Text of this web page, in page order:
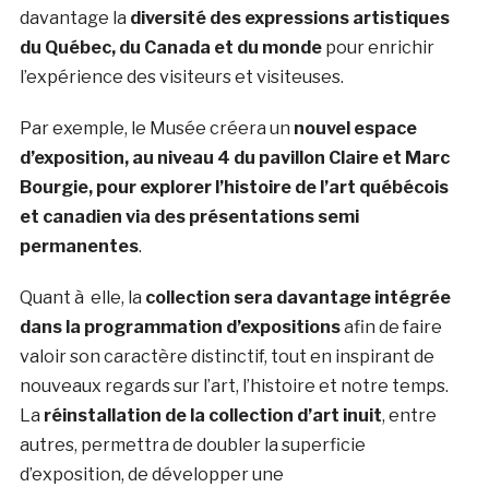
davantage la diversité des expressions artistiques
du Québec, du Canada et du mondepour enrichir
l’expérience des visiteurs et visiteuses.
Par exemple, le Musée créera un nouvel espace
d’exposition, au niveau 4 du pavillon Claire et Marc
Bourgie, pour explorer l’histoire de l’art québécois
et canadien via des présentations semi
permanentes.
Quant à elle, la collection sera davantage intégrée
dans la programmation d’expositionsafin de faire
valoir son caractère distinctif, tout en inspirant de
nouveaux regards sur l’art, l’histoire et notre temps.
La réinstallation de la collection d’art inuit, entre
autres, permettra de doubler la superficie
d’exposition, de développer une